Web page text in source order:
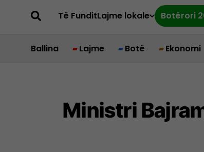
Të FunditLajme lokale Botërori
Ballina Lajme Botë Ekonomi
Ministri